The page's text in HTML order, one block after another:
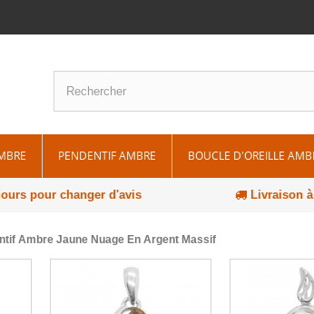
PENDENTIF AMBRE BOUCLE D'OREILLE
pour changer d'avis Livraison
Ambre Jaune Nuage En Argent Massif